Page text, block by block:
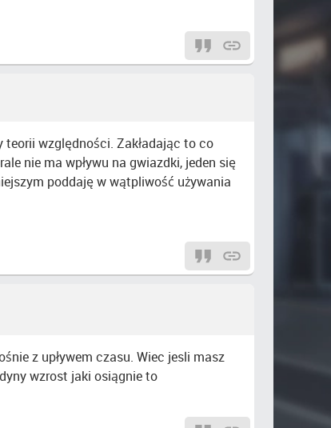
teorii względności. Zakładając to co
nie ma wpływu na gwiazdki, jeden się
poddaję w wątpliwość używania
z upływem czasu. Wiec jesli masz
wzrost jaki osiągnie to